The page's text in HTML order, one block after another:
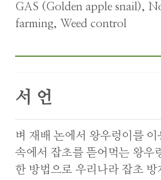
GAS (Golden apple snail),
farming, Weed control
서 언
벼 재배 논에서 왕우렁이를
속에서 잡초를 뜯어먹는 왕우
한 방법으로 우리나라 잡초